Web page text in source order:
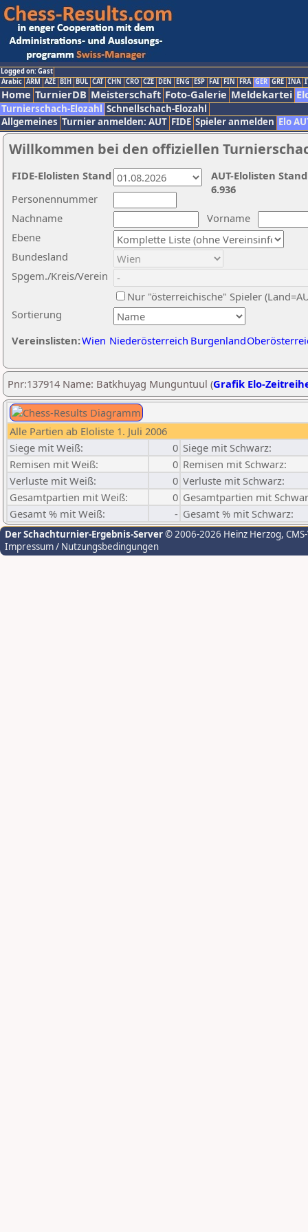
Logged on: Gast
Arabic ARM AZE BIH BUL CAT CHN CRO CZE DEN ENG ESP FAI FIN FRA GER GRE INA
Home TurnierDB Meisterschaft Foto-Galerie Meldekartei
Turnierschach-Elozahl Schnellschach-Elozahl
Allgemeines Turnier anmelden: AUT FIDE Spieler anmelden Elo
Willkommen bei den offiziellen
Nachname
Vorname
Ebene
Sortierung
Personennummer
Bundesland
Spgem./Kreis/Verein
Nur "österreichische" Spieler
Vereinslisten:Wien Niederösterreich Burgenland
AUT-Elolisten
6.936
FIDE-Elolisten Stand
Pnr:137914 Name: Batkhuyag Munguntuul (Grafik Elo-
Alle Partien ab Eloliste 1. Juli 2006
Siege mit Weiß:
0 Siege mit Schwarz:
Remisen mit Weiß:
0 Remisen mit Schwarz:
Verluste mit Weiß:
0 Verluste mit Schwarz:
Gesamtpartien mit Weiß:
0 Gesamtpartien mit
Gesamt % mit Weiß:
- Gesamt % mit Schwarz:
Der Schachturnier-Ergebnis-Server© 2006-2026 Heinz Herzog,
Impressum / Nutzungsbedingungen